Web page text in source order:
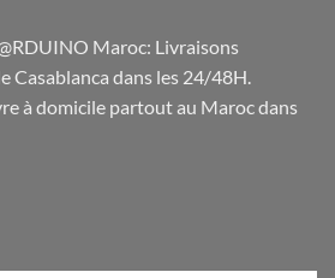
Maroc: Livraisons
Casablanca dans les 24/48H.
à domicile partout au Maroc dans